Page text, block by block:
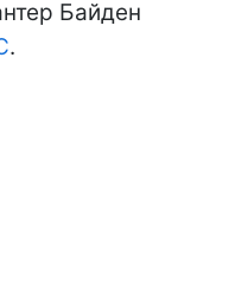
Байден
.